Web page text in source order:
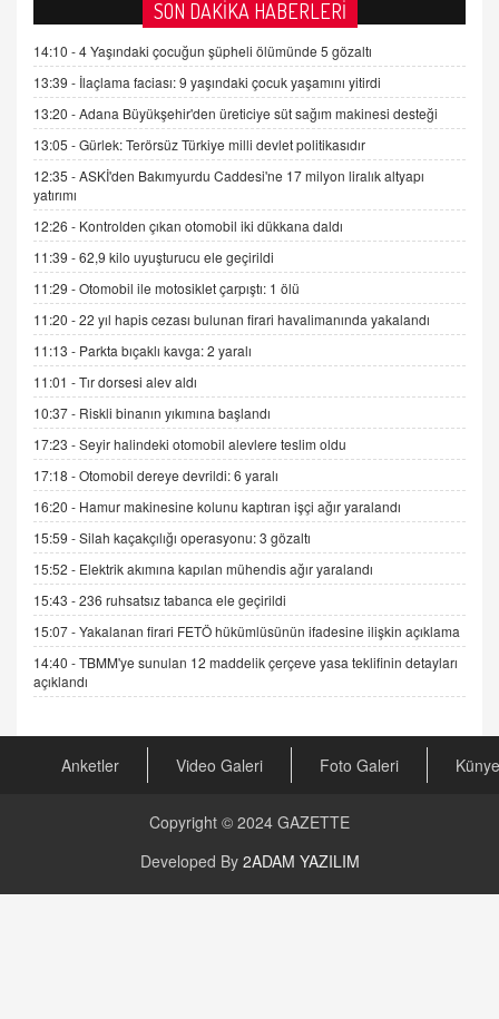
AV. DOĞAN CAN DOĞAN
Kişisel verilerin korunması ve dijital hukukun
gelişimi
SEHER EREK
Kış Ayları Geldi, Hangi Önlemler Alınmalı?
9.12.2025 10:11
İNCİ GÜL AKÖL
Trump Keşke Adana'yı da Ziyaret Etse...
06.07.2026 13:00
ADEM AKÖL
Esed Destekçilerinin Yüzüne Vurulan Şamar:
Sednaya
11.12.2024 12:30
DR. EKREM ASLAN
Gerçek Ne, Algı Ne? "Beraber Yürüyoruz"
Cümlesinin Peşinden
19.07.2025 12:45
GÖNÜL MENEKŞE
Şifacının Yolu
04.11.2025 12:56
AV. RÜMEYSA ÖZKALE
Kira Uyuşmazlıklarında Dava Açmadan Önce
23.09.2023 16:30
CAN UĞURATEŞ
16.12.2024 14:16
GÜNLÜK BURÇ YORUMU
SON DAKİKA HABERLERİ
14:10 -4 Yaşındaki çocuğun şüpheli ölümünde 5 gözaltı
13:39 - İlaçlama faciası: 9 yaşındaki çocuk yaşamını yitirdi
13:20 -Adana Büyükşehir'den üreticiye süt sağım makinesi desteği
13:05 -Gürlek: Terörsüz Türkiye milli devlet politikasıdır
12:35 -ASKİ'den Bakımyurdu Caddesi'ne 17 milyon liralık altyapı
yatırımı
12:26 - Kontrolden çıkan otomobil iki dükkana daldı
11:39 -62,9 kilo uyuşturucu ele geçirildi
11:29 -Otomobil ile motosiklet çarpıştı: 1 ölü
11:20 -22 yıl hapis cezası bulunan firari havalimanında yakalandı
11:13 - Parkta bıçaklı kavga: 2 yaralı
11:01 -Tır dorsesi alev aldı
10:37 - Riskli binanın yıkımına başlandı
17:23 -Seyir halindeki otomobil alevlere teslim oldu
17:18 -Otomobil dereye devrildi: 6 yaralı
16:20 - Hamur makinesine kolunu kaptıran işçi ağır yaralandı
15:59 -Silah kaçakçılığı operasyonu: 3 gözaltı
15:52 - Elektrik akımına kapılan mühendis ağır yaralandı
15:43 -236 ruhsatsız tabanca ele geçirildi
15:07 -Yakalanan firari FETÖ hükümlüsünün ifadesine ilişkin açıklama
14:40 -TBMM'ye sunulan 12 maddelik çerçeve yasa teklifinin detayları
açıklandı
Anketler Video Galeri Foto Galeri Künye
Copyright © 2024 GAZETTE
Developed By 2ADAM YAZILIM